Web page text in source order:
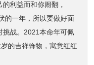
利益而和你闹翻，
的一年，所以要做好面
挑战。2021本命年可佩
的吉祥饰物，寓意红红